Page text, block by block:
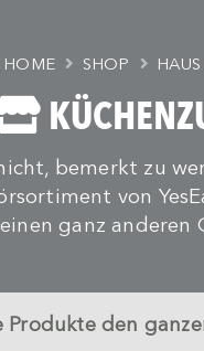
bemerkt zu
von
einen ganz anderen
den
HOME SHOP